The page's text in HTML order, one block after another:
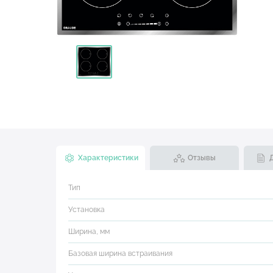
Характеристики Отзывы
Тип
Установка
Ширина, мм
Базовая ширина встраивания